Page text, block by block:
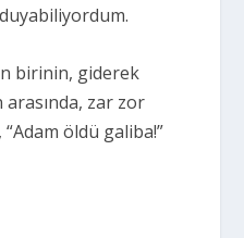
birinin, giderek
zar zor
öldü galiba!”